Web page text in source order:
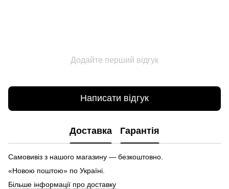
Додайте перший відгук
Написати відгук
Доставка Гарантія
Самовивіз з нашого магазину — безкоштовно.
«Новою поштою» по Україні.
Більше інформації про доставку